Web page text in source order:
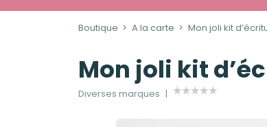
Boutique A la carte Mon joli kit
Mon joli kit
Diverses marques